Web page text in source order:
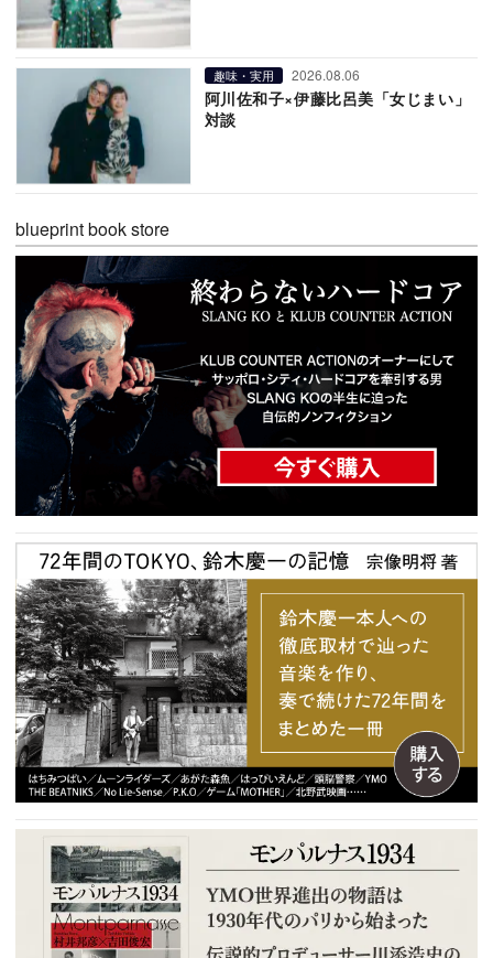
趣味・実用 2026.08.06
阿川佐和子×伊藤比呂美「女じまい」
対談
blueprint book store